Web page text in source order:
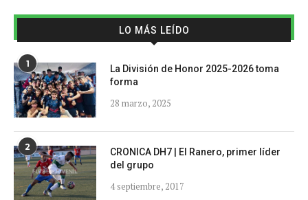
LO MÁS LEÍDO
1
La División de Honor 2025-2026 toma
forma
28 marzo, 2025
2
CRONICA DH7 | El Ranero, primer líder
del grupo
4 septiembre, 2017